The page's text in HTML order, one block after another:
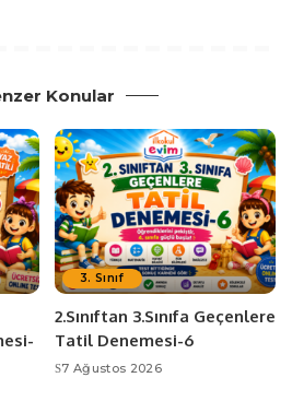
Konular
3. Sınıf
2.Sınıftan 3.Sınıfa Geçenlere
Tatil Denemesi-6
7 Ağustos 2026